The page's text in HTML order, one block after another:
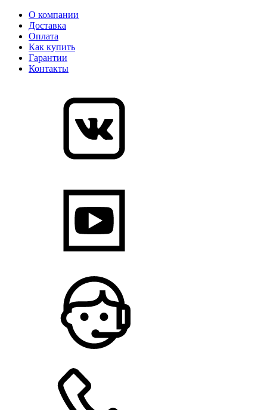
О компании
Доставка
Оплата
Как купить
Гарантии
Контакты